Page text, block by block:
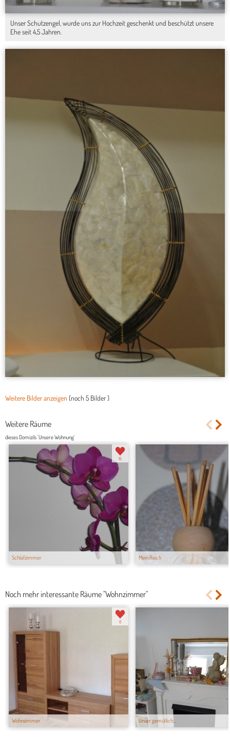
Unser Schutzengel, wurde uns zur Hochzeit geschenkt und beschützt unsere
Ehe seit 4,5 Jahren.
Weitere Bilder anzeigen (noch 5 Bilder)
Weitere Räume
dieses Domizils 'Unsere Wohnung'
Schlafzimmer
15
Mein Reich
Noch mehr interessante Räume "Wohnzimmer"
Wohnzimmer
0
Unser gemütlich...